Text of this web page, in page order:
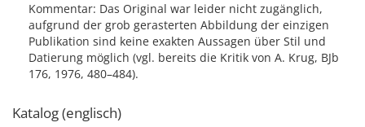
Kommentar: Das Original war leider nicht zugänglich,
aufgrund der grob gerasterten Abbildung der einzigen
Publikation sind keine exakten Aussagen über Stil und
Datierung möglich (vgl. bereits die Kritik von A. Krug, BJb
176, 1976, 480–484).
Katalog (englisch)